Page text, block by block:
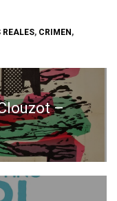
REALES, CRIMEN ,
–